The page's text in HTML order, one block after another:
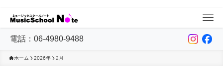
電話：06-4980-9488
ホーム 2026年 2月